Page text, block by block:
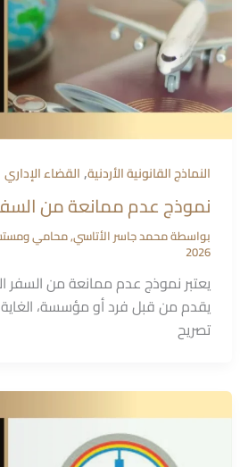
النماذج القانونية الأردنية,القضاء الإداري
نموذج عدم ممانعة من
بواسطةمحمد جاسر الأتاسي, محامي
2026
يعتبر نموذج عدم ممانعة من السفر
يقدم من قبل فرد أو مؤسسة،
تصريح